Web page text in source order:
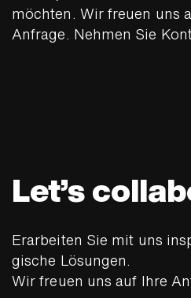
möchten. Wir freuen uns
Anfrage. Nehmen Sie
Let’s
Erarbeiten Sie mit uns
gische Lösungen.
Wir freuen uns auf Ihre